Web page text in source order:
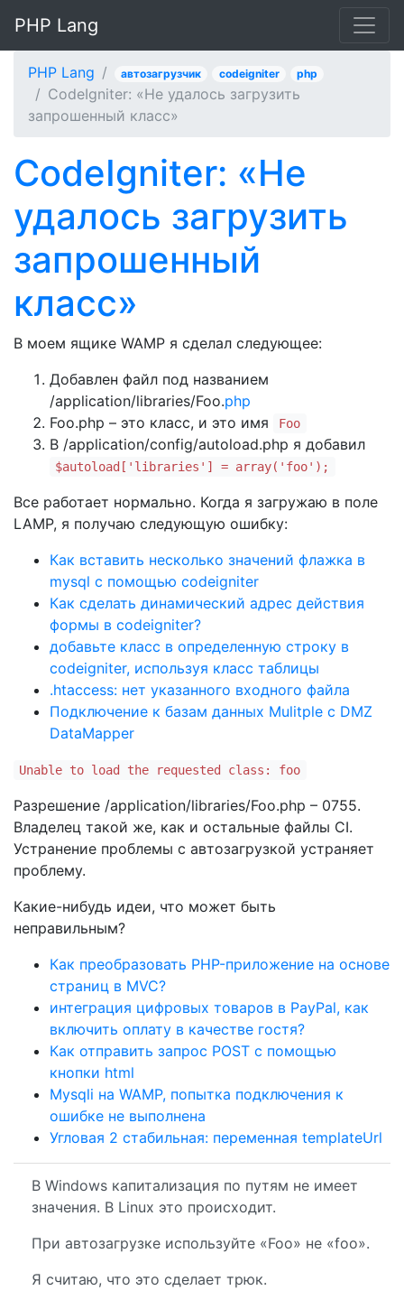
PHP Lang
PHP Lang автозагрузчик codeigniter php
CodeIgniter: «Не удалось загрузить
запрошенный класс»
CodeIgniter: «Не
удалось загрузить
запрошенный
класс»
В моем ящике WAMP я сделал следующее:
Добавлен файл под названием
/application/libraries/Foo.php
Foo.php – это класс, и это имя
Foo
В /application/config/autoload.php я добавил
$autoload['libraries'] = array('foo');
Все работает нормально. Когда я загружаю в поле
LAMP, я получаю следующую ошибку:
Как вставить несколько значений флажка в
mysql с помощью codeigniter
Как сделать динамический адрес действия
формы в codeigniter?
добавьте класс в определенную строку в
codeigniter, используя класс таблицы
.htaccess: нет указанного входного файла
Подключение к базам данных Mulitple с DMZ
DataMapper
Unable to load the requested class: foo
Разрешение /application/libraries/Foo.php – 0755.
Владелец такой же, как и остальные файлы CI.
Устранение проблемы с автозагрузкой устраняет
проблему.
Какие-нибудь идеи, что может быть
неправильным?
Как преобразовать PHP-приложение на основе
страниц в MVC?
интеграция цифровых товаров в PayPal, как
включить оплату в качестве гостя?
Как отправить запрос POST с помощью
кнопки html
Mysqli на WAMP, попытка подключения к
ошибке не выполнена
Угловая 2 стабильная: переменная templateUrl
В Windows капитализация по путям не имеет
значения. В Linux это происходит.
При автозагрузке используйте «Foo» не «foo».
Я считаю, что это сделает трюк.